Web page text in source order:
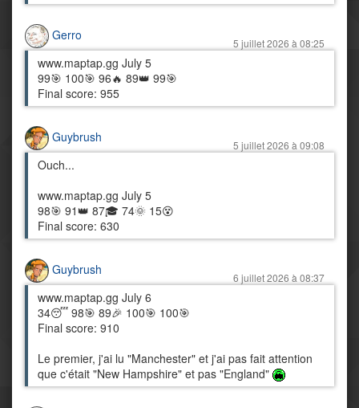
Gerro
5 juillet 2026 à 08:25
www.maptap.gg July 5
99🎯 100🎯 96🔥 89👑 99🎯
Final score: 955
Guybrush
5 juillet 2026 à 09:08
Ouch...
www.maptap.gg July 5
98🎯 91👑 87🎓 74🌞 15😵
Final score: 630
Guybrush
6 juillet 2026 à 08:37
www.maptap.gg July 6
34😴 98🎯 89🎉 100🎯 100🎯
Final score: 910
Le premier, j'ai lu "Manchester" et j'ai pas fait attention
que c'était "New Hampshire" et pas "England"